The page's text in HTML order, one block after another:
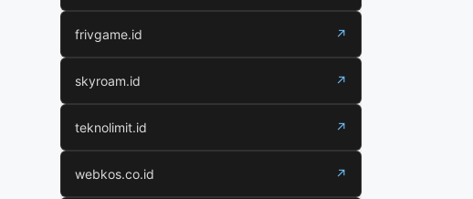
frivgame.id ↗
skyroam.id ↗
teknolimit.id ↗
webkos.co.id ↗